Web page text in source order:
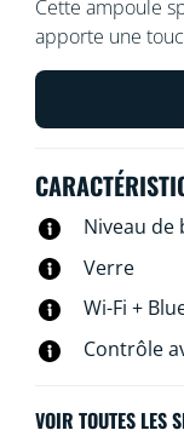
Cette ampoule
apporte une
Utilisez
l'intensité
d'éclairage
Niveau de
Verre
Wi-Fi +
Contrôle
VOIR TOUTES LES